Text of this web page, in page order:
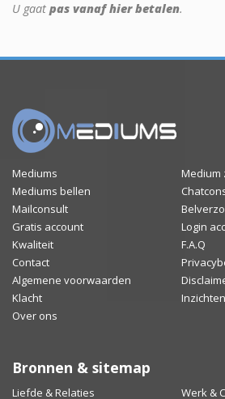
U gaat pas vanaf hier betalen.
Mediums
Medium
Mediums bellen
Mailconsult
Gratis account
Login
Kwaliteit
F.A.Q
Contact
Algemene voorwaarden
Klacht
Inzichten
Over ons
Bronnen & sitemap
Liefde & Relaties Werk &